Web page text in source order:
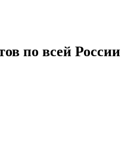
по всей России